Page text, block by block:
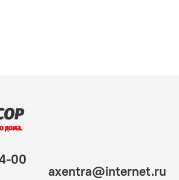
00
axentra@internet.ru